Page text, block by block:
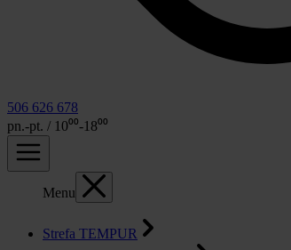
506 626 678
pn.-pt. / 10⁰⁰-18⁰⁰
Menu
Strefa TEMPUR